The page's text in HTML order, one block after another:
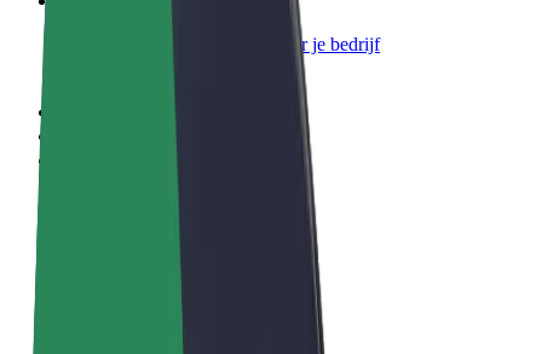
Bolt-producten en -services voor je bedrijf
© 2026 Bolt Technology OÜ